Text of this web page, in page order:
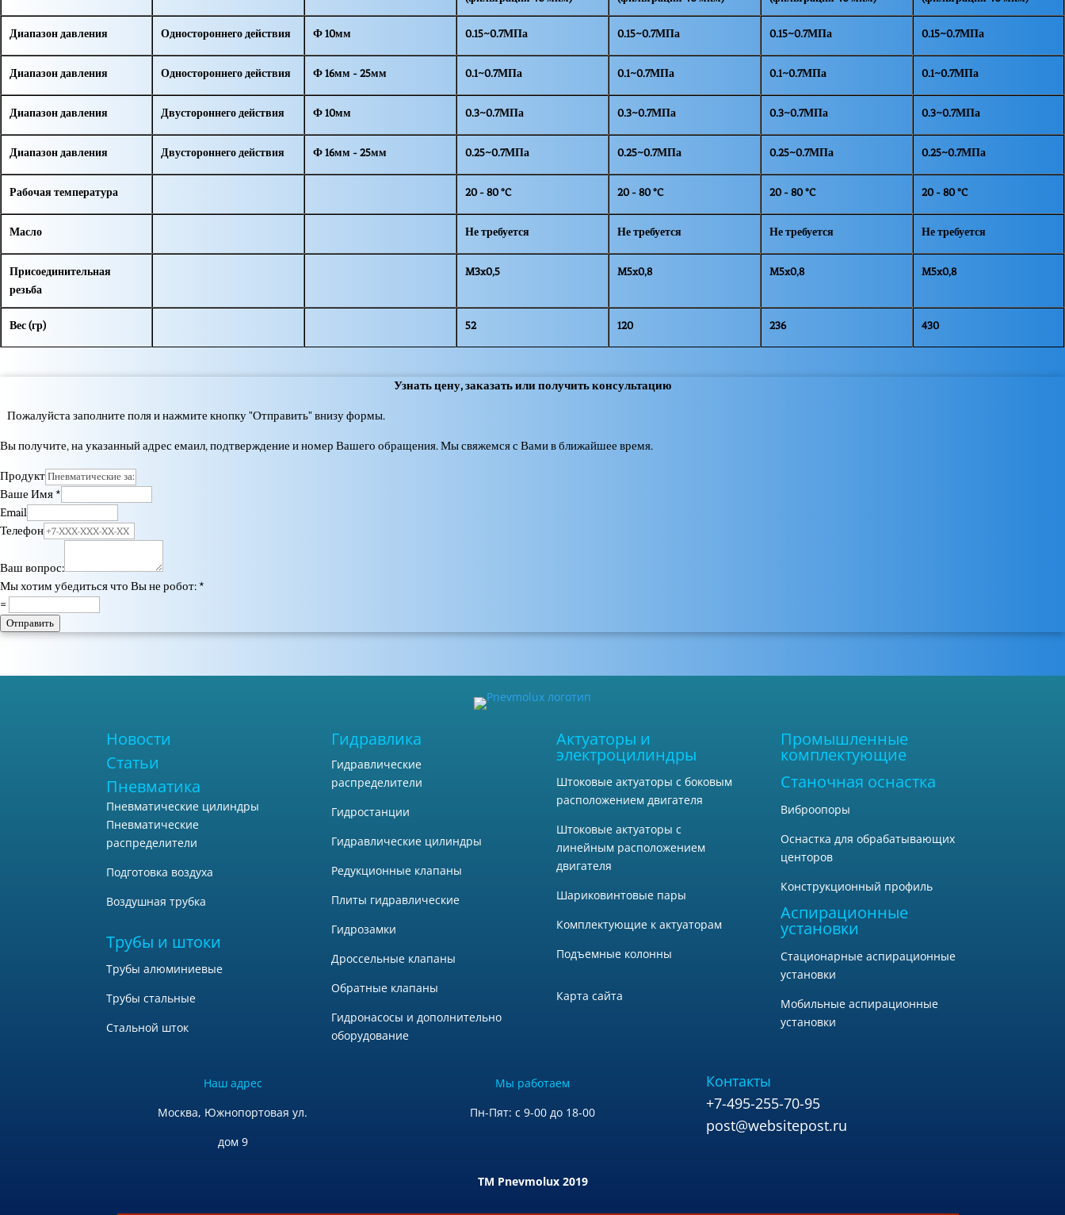
Диапазон давления Одностороннего действия Ф 10мм 0.15~0.7МПа 0.15~0.7МПа 0.15~0.7МПа 0.15~0.7МПа
Диапазон давления Одностороннего действия Ф 16мм - 25мм 0.1~0.7МПа 0.1~0.7МПа 0.1~0.7МПа 0.1~0.7МПа
Диапазон давления Двустороннего действия Ф 10мм 0.3~0.7МПа 0.3~0.7МПа 0.3~0.7МПа 0.3~0.7МПа
Диапазон давления Двустороннего действия Ф 16мм - 25мм 0.25~0.7МПа 0.25~0.7МПа 0.25~0.7МПа 0.25~0.7МПа
Рабочая температура 20 - 80 °C 20 - 80 °C 20 - 80 °C 20 - 80 °C
Масло Не требуется Не требуется Не требуется Не требуется
Присоединительная
резьба
M3x0,5 M5x0,8 M5x0,8 M5x0,8
Вес (гр) 52 120 236 430
Узнать цену, заказать или получить консультацию
Пожалуйста заполните поля и нажмите кнопку "Отправить" внизу формы.
Вы получите, на указанный адрес емаил, подтверждение и номер Вашего обращения. Мы свяжемся с Вами в ближайшее время.
Продукт
Ваше Имя*
Email
Телефон
Ваш вопрос:
Мы хотим убедиться что Вы не робот:*
=
Отправить
Новости
Статьи
Пневматика
Пневматические цилиндры
Пневматические
распределители
Подготовка воздуха
Воздушная трубка
Трубы и штоки
Трубы алюминиевые
Трубы стальные
Стальной шток
Гидравлика
Гидравлические
распределители
Гидростанции
Гидравлические цилиндры
Редукционные клапаны
Плиты гидравлические
Гидрозамки
Дроссельные клапаны
Обратные клапаны
Гидронасосы и дополнительно
оборудование
Актуаторы и
электроцилиндры
Штоковые актуаторы с боковым
расположением двигателя
Штоковые актуаторы с
линейным расположением
двигателя
Шариковинтовые пары
Комплектующие к актуаторам
Подъемные колонны
Карта сайта
Промышленные
комплектующие
Станочная оснастка
Виброопоры
Оснастка для обрабатывающих
центоров
Конструкционный профиль
Аспирационные
установки
Стационарные аспирационные
установки
Мобильные аспирационные
установки
Наш адрес
Москва, Южнопортовая ул.
дом 9
Мы работаем
Пн-Пят: с 9-00 до 18-00
Контакты
+7-495-255-70-95
post@websitepost.ru
TM Pnevmolux 2019